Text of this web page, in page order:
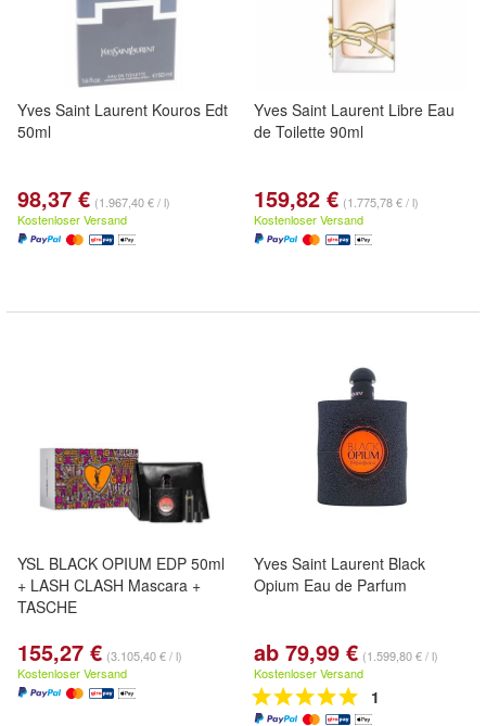
Yves Saint Laurent Kouros Edt
50ml
98,37 € (1.967,40 € / l)
Kostenloser Versand
Yves Saint Laurent Libre Eau
de Toilette 90ml
159,82 € (1.775,78 € / l)
Kostenloser Versand
YSL BLACK OPIUM EDP 50ml
+ LASH CLASH Mascara +
TASCHE
155,27 € (3.105,40 € / l)
Kostenloser Versand
Yves Saint Laurent Black
Opium Eau de Parfum
ab 79,99 € (1.599,80 € / l)
Kostenloser Versand
1